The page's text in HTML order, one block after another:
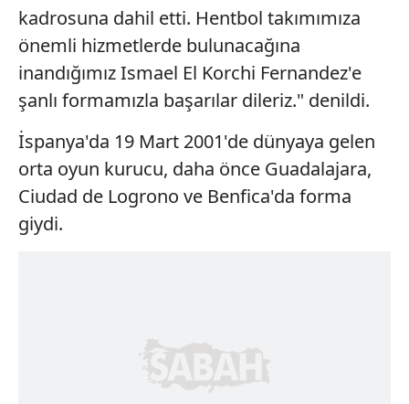
kadrosuna dahil etti. Hentbol takımımıza
önemli hizmetlerde bulunacağına
inandığımız Ismael El Korchi Fernandez'e
şanlı formamızla başarılar dileriz." denildi.
İspanya'da 19 Mart 2001'de dünyaya gelen
orta oyun kurucu, daha önce Guadalajara,
Ciudad de Logrono ve Benfica'da forma
giydi.